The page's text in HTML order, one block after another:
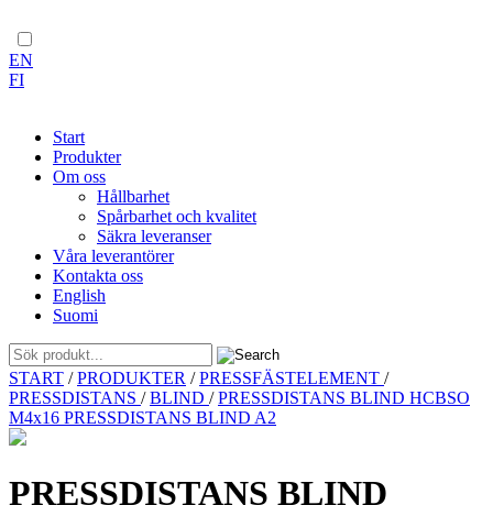
EN
FI
Start
Produkter
Om oss
Hållbarhet
Spårbarhet och kvalitet
Säkra leveranser
Våra leverantörer
Kontakta oss
English
Suomi
Skip
to
content
START /PRODUKTER /PRESSFÄSTELEMENT /
PRESSDISTANS /BLIND /PRESSDISTANS BLIND HCBSO
M4x16 PRESSDISTANS BLIND A2
PRESSDISTANS BLIND